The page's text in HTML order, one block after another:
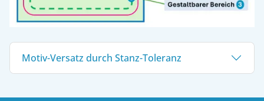
Motiv-Versatz durch Stanz-Toleranz